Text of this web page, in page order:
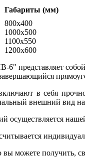
Габариты (мм)
800x400
1000х500
1100х550
1200х600
представляет
в себя
внешний вид
осуществляется
можете получить,